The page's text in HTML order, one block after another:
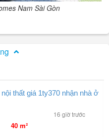
Nam Sài Gòn
thất giá 1ty370 nhận nhà ở
16 giờ trước
40 m²